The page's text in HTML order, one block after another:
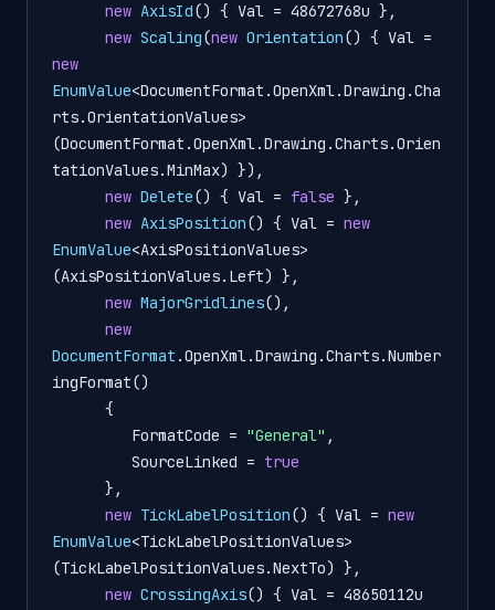
new AxisId() { Val = 48672768u },
new Scaling(new Orientation
new
EnumValue<DocumentFormat.OpenXml.Drawing.Cha
rts.OrientationValues>
(DocumentFormat.OpenXml.Drawing.Charts.Orien
tationValues.MinMax) }),
new Delete() { Val = false },
new AxisPosition() { Val = new
EnumValue<AxisPositionValues>
(AxisPositionValues.Left) },
new MajorGridlines(),
new
DocumentFormat .OpenXml.Drawing.Charts.Number
ingFormat()
         FormatCode =
"General" ,
         SourceLinked =
true
new TickLabelPosition() { Val = new
EnumValue<TickLabelPositionValues>
(TickLabelPositionValues.NextTo) },
new CrossingAxis() { Val = 48650112u